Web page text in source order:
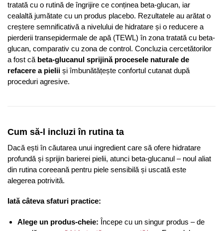
tratată cu o rutină de îngrijire ce conținea beta-glucan, iar
cealaltă jumătate cu un produs placebo. Rezultatele au arătat o
creștere semnificativă a nivelului de hidratare și o reducere a
pierderii transepidermale de apă (TEWL) în zona tratată cu beta-
glucan, comparativ cu zona de control. Concluzia cercetătorilor
a fost că beta-glucanul sprijină procesele naturale de
refacere a pielii și îmbunătățește confortul cutanat după
proceduri agresive.
Cum să-l incluzi în rutina ta
Dacă ești în căutarea unui ingredient care să ofere hidratare
profundă și sprijin barierei pielii, atunci beta-glucanul – noul aliat
din rutina coreeană pentru piele sensibilă și uscată este
alegerea potrivită.
Iată câteva sfaturi practice:
Alege un produs-cheie: Începe cu un singur produs – de